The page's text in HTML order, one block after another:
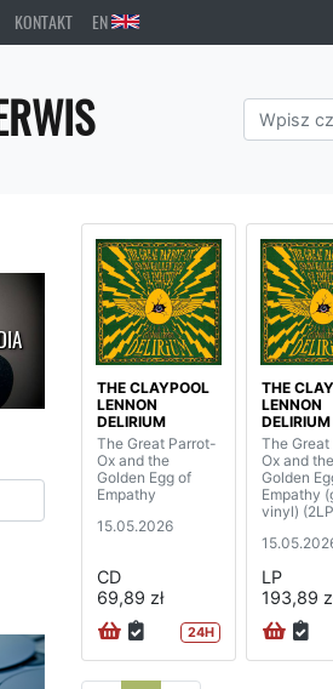
KONTAKT EN
THE CLAYPOOL
LENNON
DELIRIUM
The Great Parrot-
Ox and the
Golden Egg of
Empathy
15.05.2026
CD
69,89 zł
24H
THE
LENNON
DELIRIUM
The
Ox and the
Golden
Empathy
vinyl)
LP
193,89